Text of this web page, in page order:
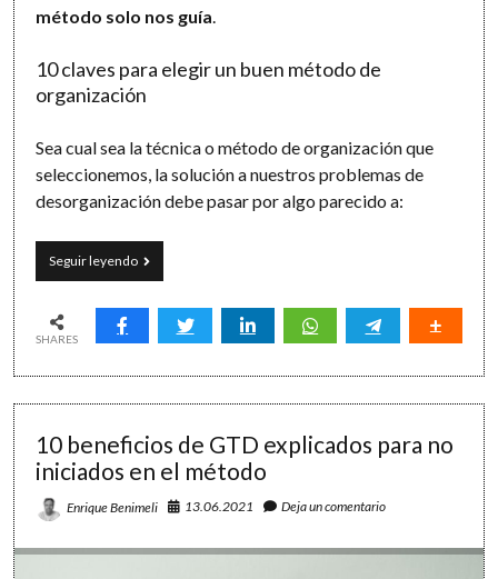
método solo nos guía
10 claves para elegir un buen método de
organización
Sea cual sea la técnica o método de organización que
seleccionemos, la solución a nuestros problemas de
desorganización debe pasar por algo parecido a:
Seguir leyendoOrganización
personal:
método
definitivo
SHARES
10 beneficios de GTD explicados para no
iniciados en el método
Enrique Benimeli 13.06.2021 Deja un comentario